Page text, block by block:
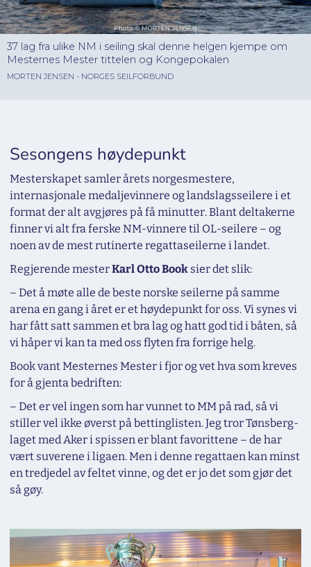
37 lag fra ulike NM i seiling skal denne helgen kjempe om
Mesternes Mester tittelen og Kongepokalen
MORTEN JENSEN - NORGES SEILFORBUND
Sesongens høydepunkt
Mesterskapet samler årets norgesmestere,
internasjonale medaljevinnere og landslagsseilere i et
format der alt avgjøres på få minutter. Blant deltakerne
finner vi alt fra ferske NM-vinnere til OL-seilere – og
noen av de mest rutinerte regattaseilerne i landet.
Regjerende mesterKarl Otto Book sier det slik:
– Det å møte alle de beste norske seilerne på samme
arena en gang i året er et høydepunkt for oss. Vi synes vi
har fått satt sammen et bra lag og hatt god tid i båten, så
vi håper vi kan ta med oss flyten fra forrige helg.
Book vant Mesternes Mester i fjor og vet hva som kreves
for å gjenta bedriften:
– Det er vel ingen som har vunnet to MM på rad, så vi
stiller vel ikke øverst på bettinglisten. Jeg tror Tønsberg-
laget med Aker i spissen er blant favorittene – de har
vært suverene i ligaen. Men i denne regattaen kan minst
en tredjedel av feltet vinne, og det er jo det som gjør det
så gøy.